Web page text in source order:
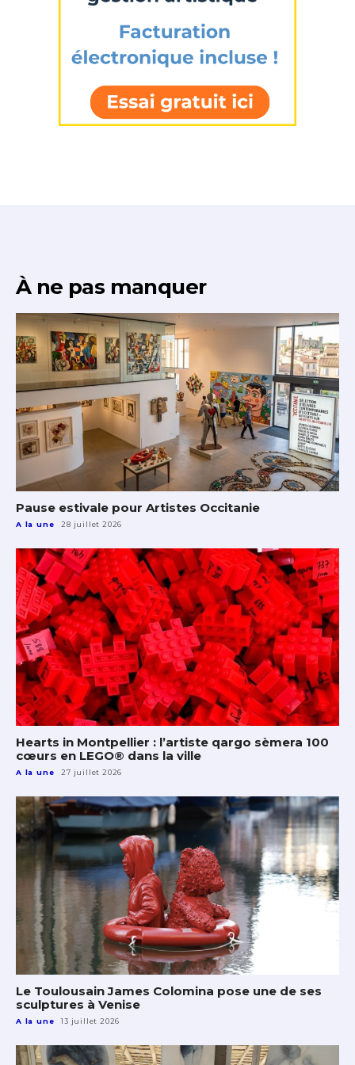
À ne pas manquer
Pause estivale pour Artistes Occitanie
A la une 28 juillet 2026
Hearts in Montpellier : l’artiste qargo sèmera 100
cœurs en LEGO® dans la ville
A la une 27 juillet 2026
Le Toulousain James Colomina pose une de ses
sculptures à Venise
A la une 13 juillet 2026